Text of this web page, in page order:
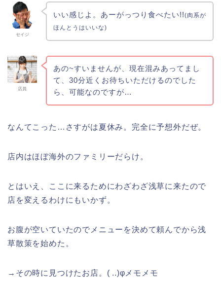
セイジ
いい感じよ。あーがっつり食べたい!!(肉系が
ほんとうはいいな)
店員
あの~すいませんが、現在混みあってまし
て、30分近くお待ちいただけるのでした
ら、可能なのですが…
なんてこった…さすがは夏休み。完全に予想外だぜ。
店内はほぼ海外のファミリーだらけ。
とはいえ、ここに来るためにわざわざ浅草に来たので
店を変えるわけにもいかず。
お腹が空いていたのでメニューを決めて頼んでから浅
草散策を始めた。
→その時に見つけたお店。( ..)φメモメモ